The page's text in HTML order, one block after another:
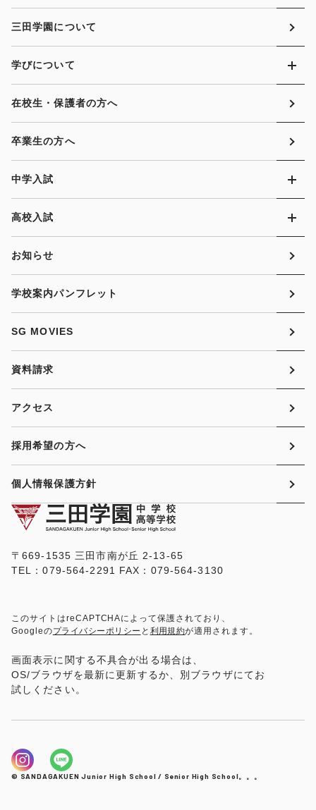
〒669-1535 三田市南が丘 2-13-65
TEL：079-564-2291 FAX：079-564-3130
このサイトはreCAPTCHAによって保護されており、
Googleのプライバシーポリシー と 利用規約が適用されます。
画面表示に関する不具合が出る場合は、
OS/ブラウザを最新に更新するか、別ブラウザにてお
試しください。
三田学園について
学びについて
在校生・保護者の方へ
卒業生の方へ
中学入試
高校入試
お知らせ
学校案内パンフレット
SG MOVIES
資料請求
アクセス
採用希望の方へ
個人情報保護方針
© SANDAGAKUEN Junior High School / Senior High School。。。